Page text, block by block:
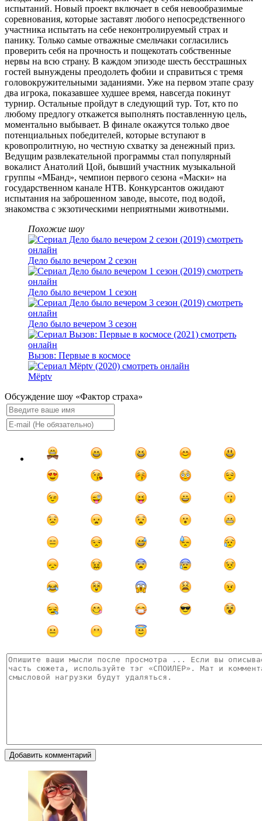
испытаний. Новый проект включает в себя невообразимые
соревнования, которые заставят любого непосредственного
участника испытать на себе неконтролируемый страх и
панику. Только самые отважные смельчаки согласились
проверить себя на прочность и пощекотать собственные
нервы на всю страну. В каждом эпизоде шесть бесстрашных
гостей вынуждены преодолеть фобии и справиться с тремя
головокружительными заданиями. Уже на первом этапе сразу
два игрока, показавшее худшее время, навсегда покинут
турнир. Остальные пройдут в следующий тур. Тот, кто по
любому предлогу откажется выполнять поставленную цель,
моментально выбывает. В финале окажутся только двое
потенциальных победителей, которые вступают в
кровопролитную, но честную схватку за денежный приз.
Ведущим развлекательной программы стал популярный
вокалист Анатолий Цой, бывший участник музыкальной
группы «МБанд», чемпион первого сезона «Маски» на
государственном канале НТВ. Конкурсантов ожидают
испытания на заброшенном заводе, высоте, под водой,
знакомства с экзотическими неприятными животными.
Похожие шоу
Дело было вечером 2 сезон
Дело было вечером 1 сезон
Дело было вечером 3 сезон
Вызов: Первые в космосе
Мёрtv
Обсуждение шоу «Фактор страха»
Добавить комментарий